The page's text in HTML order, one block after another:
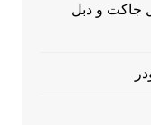
جاكت و دبل